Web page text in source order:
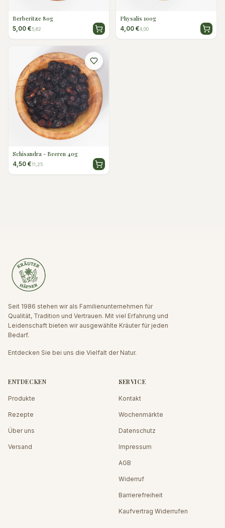
Berberitze 80g
5,00 €5,62
Physalis 100g
4,00 €4,00
Schisandra - Beeren 40g
4,50 €11,25
Seit 1986 stehen wir als Familienunternehmen für
Qualität, Tradition und Vertrauen. Mit viel Erfahrung und
Leidenschaft bieten wir ausgewählte Kräuter für jeden
Bedarf.
Entdecken Sie bei uns die Vielfalt der Natur.
ENTDECKEN
Produkte
Rezepte
Über uns
Versand
SERVICE
Kontakt
Wochenmärkte
Datenschutz
Impressum
AGB
Widerruf
Barrierefreiheit
Kaufvertrag Widerrufen